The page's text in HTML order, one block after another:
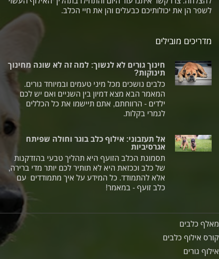
מדריכים מובילים
חינוך גורים לא לנשוך: למה זה לא שונה מחינוך
תינוקות?
כלבים נושכים מכל מיני טעמים ובמיוחד גורים.
המאמר הבא מצא דמיון בין השניים ואם יש לכם
ילדים - הרווחתם, אתם תיישמו את כל הכללים
לגמרי בקלות.
אל תעזבוני: אילוף כלב בוגר וחולה שפיתח
אגרסיביות
תסמונת הכלב הזועף היא תהליך טבעי בהזדקנות
של כלב וככזאת היא לא תותיר לכם יותר מדי ברירה,
אלא להתמודד. כל המידע על איך מתמודדים עם
כלב זועף - במאמר!
לשפר הן את יכולותיכם כבעלים והן את חיי הכלב.
מאלף כלבים
קורס אילוף כלבים
אילוף גורים